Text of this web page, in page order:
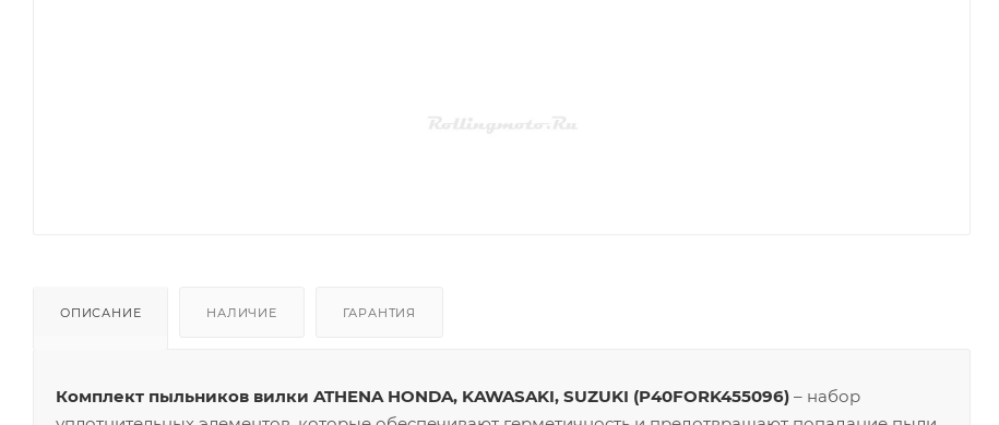
ОПИСАНИЕ НАЛИЧИЕ ГАРАНТИЯ
Комплект пыльников вилки ATHENA HONDA, KAWASAKI, SUZUKI (P40FORK455096) – набор